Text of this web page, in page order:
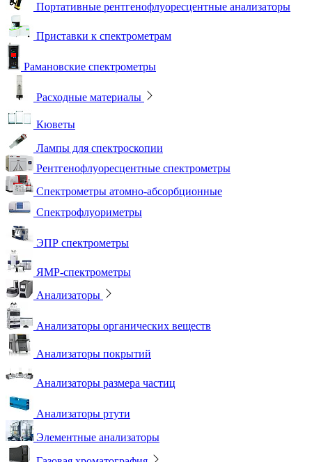
Портативные рентгенофлуоресцентные анализаторы
Приставки к спектрометрам
Рамановские спектрометры
Расходные материалы
Кюветы
Лампы для спектроскопии
Рентгенофлуоресцентные спектрометры
Спектрометры атомно-абсорбционные
Спектрофлуориметры
ЭПР спектрометры
ЯМР-спектрометры
Анализаторы
Анализаторы органических веществ
Анализаторы покрытий
Анализаторы размера частиц
Анализаторы ртути
Элементные анализаторы